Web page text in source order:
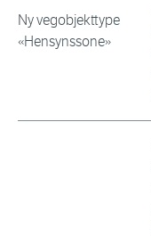
Ny vegobjekttype
«Hensynssone»